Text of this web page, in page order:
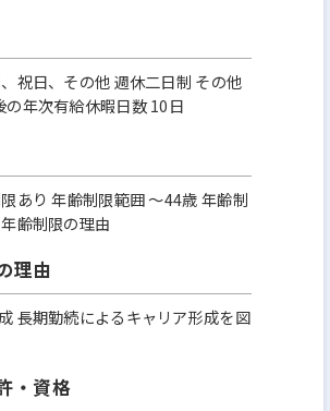
祝日、その他 週休二日制 その他
の年次有給休暇日数 10日
あり 年齢制限範囲 〜44歳 年齢制
齢制限の理由
理由
長期勤続によるキャリア形成を図
・資格